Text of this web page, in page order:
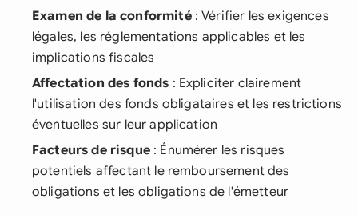
Examen de la conformité: Vérifier les exigences
légales, les réglementations applicables et les
implications fiscales
Affectation des fonds : Expliciter clairement
l'utilisation des fonds obligataires et les restrictions
éventuelles sur leur application
Facteurs de risque: Énumérer les risques
potentiels affectant le remboursement des
obligations et les obligations de l'émetteur